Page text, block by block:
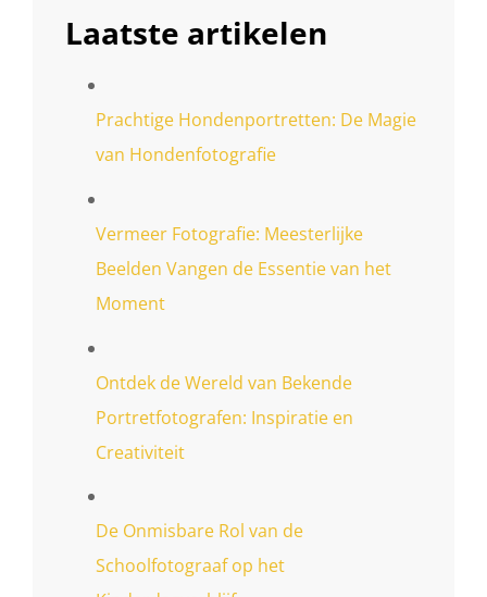
Laatste artikelen
Prachtige Hondenportretten: De Magie
van Hondenfotografie
Vermeer Fotografie: Meesterlijke
Beelden Vangen de Essentie van het
Moment
Ontdek de Wereld van Bekende
Portretfotografen: Inspiratie en
Creativiteit
De Onmisbare Rol van de
Schoolfotograaf op het